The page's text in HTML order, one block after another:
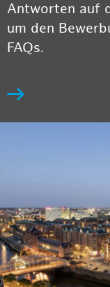
Antworten auf
um den
FAQs.